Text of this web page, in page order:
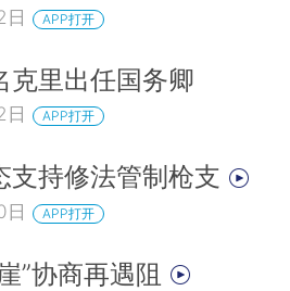
日 APP打开
克里出任国务卿
日 APP打开
支持修法管制枪支
日 APP打开
”协商再遇阻